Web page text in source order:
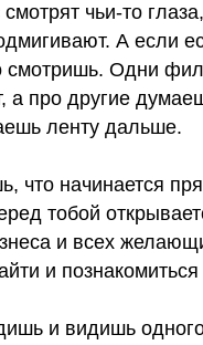
чьи-то
А если
смотришь. Одни
а про другие
ленту дальше.
что начинается
тобой
и всех
и
и видишь